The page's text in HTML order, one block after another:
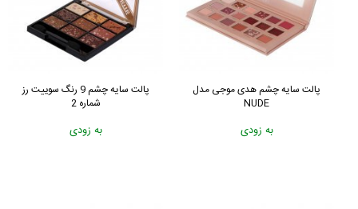
پالت سایه چشم هدی موجی مدل
NUDE
به زودی
پالت سایه چشم 9 رنگ سوییت رز
شماره 2
به زودی